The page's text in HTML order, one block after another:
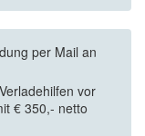
per Mail an
vor
€ 350,- netto